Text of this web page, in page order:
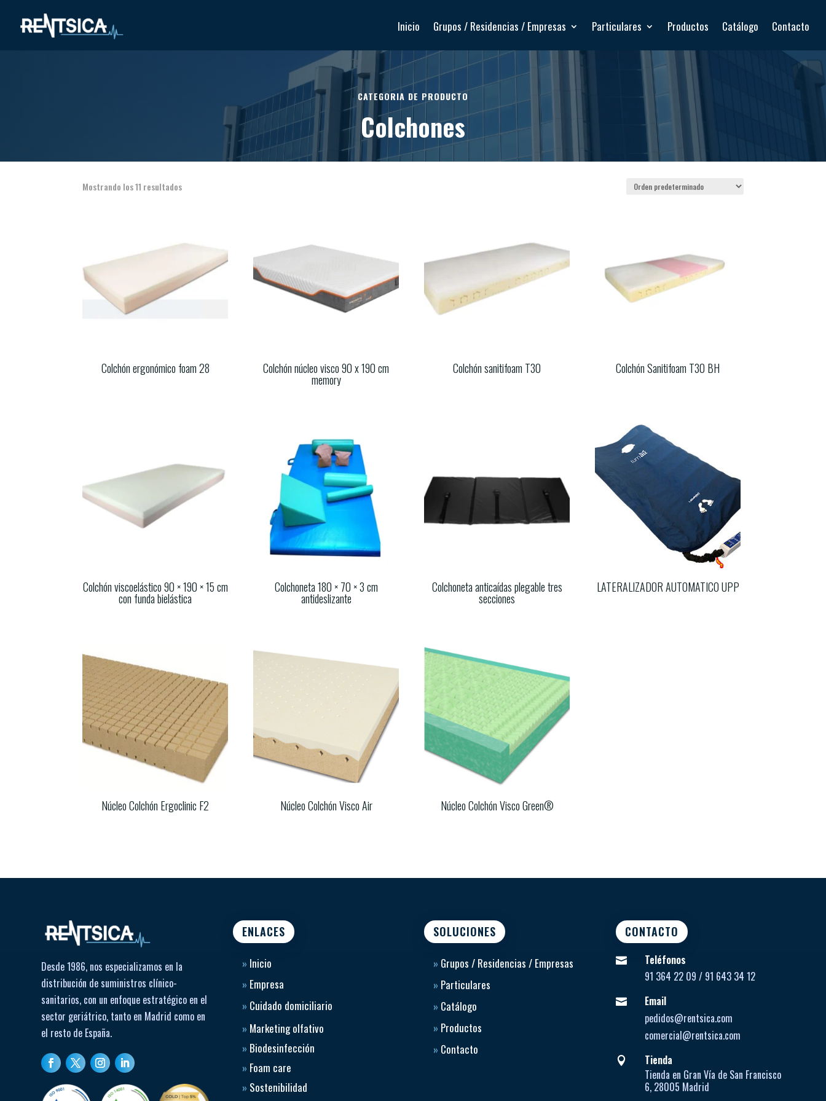
Inicio Grupos / Residencias / Empresas Particulares Productos Catálogo Contacto
CATEGORIA DE PRODUCTO
Colchones
Mostrando los 11 resultados
Colchón ergonómico foam 28 Colchón núcleo visco 90 x 190 cm
memory
Colchón sanitifoam T30 Colchón Sanitifoam T30 BH
Colchón viscoelástico 90 × 190 × 15 cm
con funda bielástica
Colchoneta 180 × 70 × 3 cm
antideslizante
Colchoneta anticaídas plegable tres
secciones
LATERALIZADOR AUTOMATICO UPP
Núcleo Colchón Ergoclinic F2 Núcleo Colchón Visco Air Núcleo Colchón Visco Green®
Desde 1986, nos especializamos en la
distribución de suministros clínico-
sanitarios, con un enfoque estratégico en el
sector geriátrico, tanto en Madrid como en
el resto de España.
ENLACES
» Inicio
» Empresa
» Cuidado domiciliario
» Marketing olfativo
» Biodesinfección
» Foam care
» Sostenibilidad
SOLUCIONES
» Grupos / Residencias / Empresas
» Particulares
» Catálogo
» Productos
» Contacto
CONTACTO

Teléfonos
91 364 22 09 / 91 643 34 12

Email
pedidos@rentsica.com
comercial@rentsica.com

Tienda
Tienda en Gran Vía de San Francisco
6, 28005 Madrid